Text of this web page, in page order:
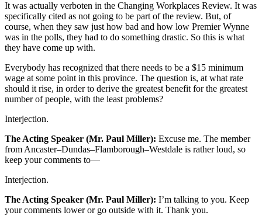
It was actually verboten in the Changing Workplaces Review. It was
specifically cited as not going to be part of the review. But, of
course, when they saw just how bad and how low Premier Wynne
was in the polls, they had to do something drastic. So this is what
they have come up with.
Everybody has recognized that there needs to be a $15 minimum
wage at some point in this province. The question is, at what rate
should it rise, in order to derive the greatest benefit for the greatest
number of people, with the least problems?
Interjection.
The Acting Speaker (Mr. Paul Miller): Excuse me. The member
from Ancaster–Dundas–Flamborough–Westdale is rather loud, so
keep your comments to—
Interjection.
The Acting Speaker (Mr. Paul Miller): I’m talking to you. Keep
your comments lower or go outside with it. Thank you.